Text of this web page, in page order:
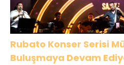
Rubato Konser Serisi
Buluşmaya Devam